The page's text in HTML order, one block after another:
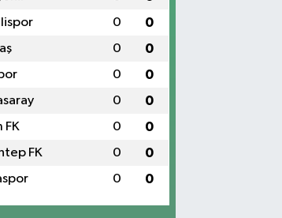
0 0
0 0
0 0
0 0
FK 0 0
FK 0 0
0 0